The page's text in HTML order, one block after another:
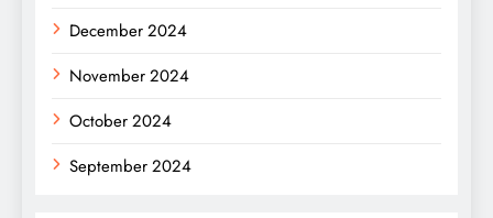
December 2024
November 2024
October 2024
September 2024